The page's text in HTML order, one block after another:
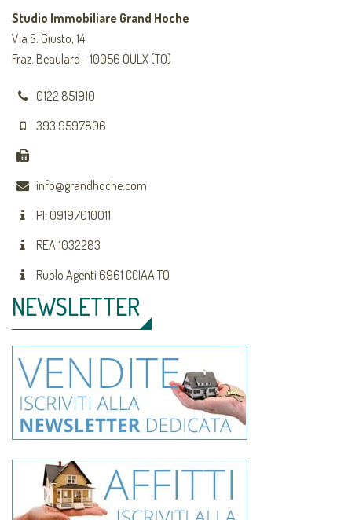
Studio Immobiliare Grand Hoche
Via S. Giusto, 14
Fraz. Beaulard - 10056 OULX (TO)
0122 851910
393 9597806
info@grandhoche.com
PI: 09197010011
REA 1032283
Ruolo Agenti 6961 CCIAA TO
NEWSLETTER